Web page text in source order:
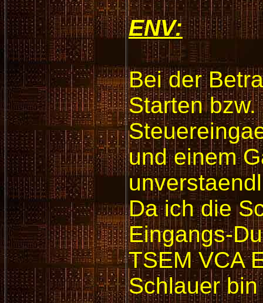
ENV:
Bei der
Starten
und einem
Da ich die
Eingangs-
TSEM VCA
Schlauer